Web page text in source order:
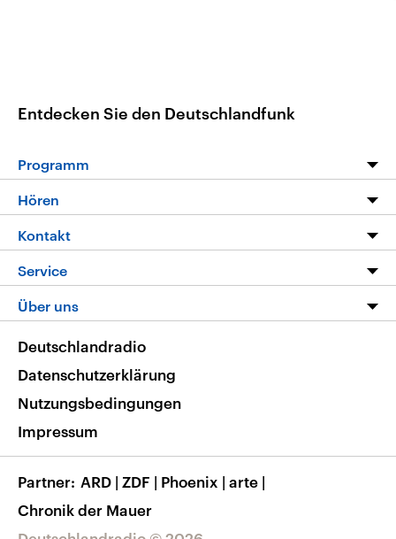
Entdecken Sie den Deutschlandfunk
Programm
Programm
Die Nachrichten
Nachrichtenleicht
Neue Beiträge auf dlf.de
Hören
Livestream
Podcasts
Deutschlandfunk App
Nachrichten App
Frequenzen
Kontakt
Hörerservice
Service
FAQ
Veranstaltungen
Musikliste
RSS
Über uns
Barrierefreiheit
Deutschlandradio
Datenschutzerklärung
Nutzungsbedingungen
Impressum
Partner ARD | ZDF | Phoenix | arte |
Chronik der Mauer